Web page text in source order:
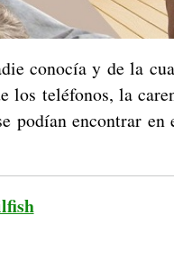
conocía y de la
los teléfonos, la
podían encontrar en